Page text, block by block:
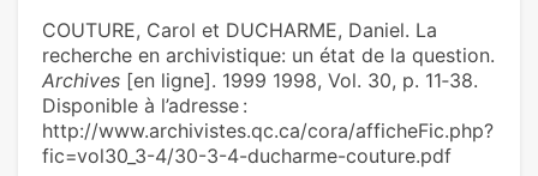
COUTURE, Carol et DUCHARME, Daniel. La
recherche en archivistique: un état de la question.
Archives [en ligne]. 1999 1998, Vol. 30, p. 11‑38.
Disponible à l’adresse :
http://www.archivistes.qc.ca/cora/afficheFic.php?
fic=vol30_3-4/30-3-4-ducharme-couture.pdf